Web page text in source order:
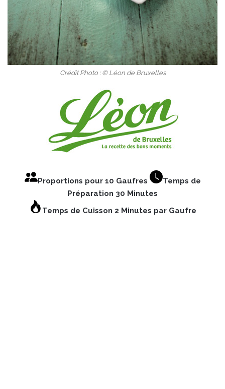
Crédit Photo : © Léon de Bruxelles
Proportions pour 10 Gaufres
Temps de
Préparation 30 Minutes
Temps de Cuisson 2 Minutes par Gaufre